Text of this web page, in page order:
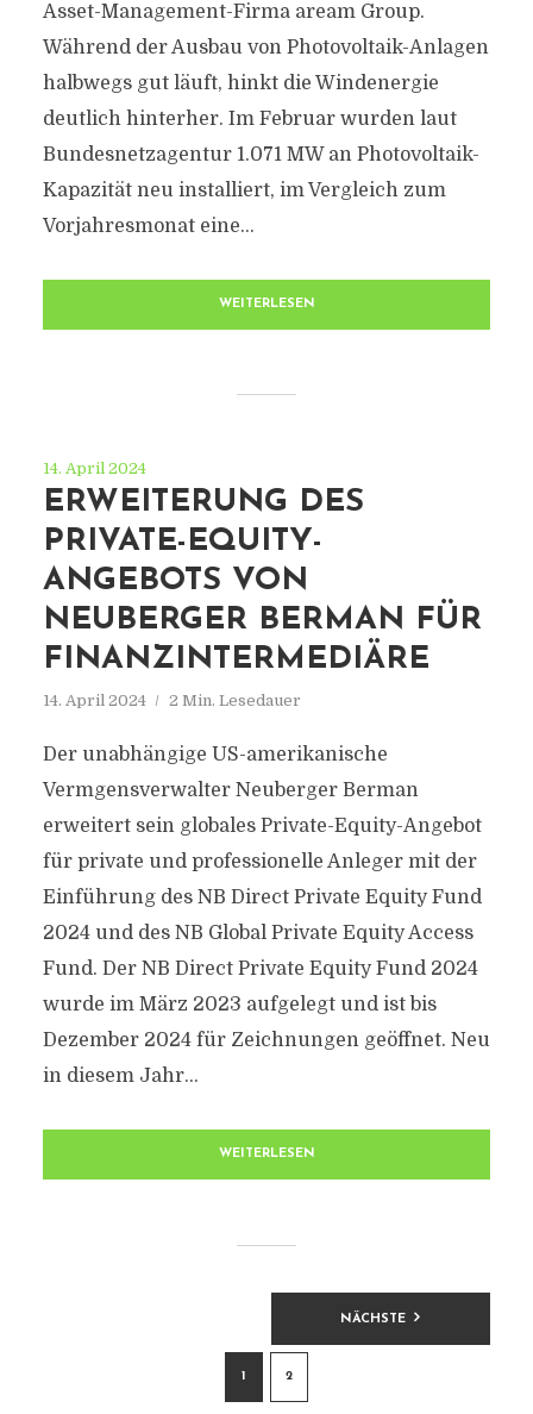
Asset-Management-Firma aream Group.
Während der Ausbau von Photovoltaik-Anlagen
halbwegs gut läuft, hinkt die Windenergie
deutlich hinterher. Im Februar wurden laut
Bundesnetzagentur 1.071 MW an Photovoltaik-
Kapazität neu installiert, im Vergleich zum
Vorjahresmonat eine...
WEITERLESEN
14. April 2024
ERWEITERUNG DES
PRIVATE-EQUITY-
ANGEBOTS VON
NEUBERGER BERMAN FÜR
FINANZINTERMEDIÄRE
14. April 2024 2 Min. Lesedauer
Der unabhängige US-amerikanische
Vermgensverwalter Neuberger Berman
erweitert sein globales Private-Equity-Angebot
für private und professionelle Anleger mit der
Einführung des NB Direct Private Equity Fund
2024 und des NB Global Private Equity Access
Fund. Der NB Direct Private Equity Fund 2024
wurde im März 2023 aufgelegt und ist bis
Dezember 2024 für Zeichnungen geöffnet. Neu
in diesem Jahr...
WEITERLESEN
BEITRAGSNAVIGATION
1 2
NÄCHSTE